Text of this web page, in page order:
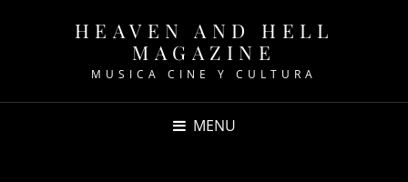
HEAVEN AND HELL
MAGAZINE
MUSICA CINE Y CULTURA
MENU